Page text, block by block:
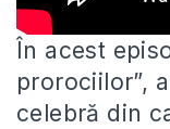
În acest
prorociilor”,
celebră din